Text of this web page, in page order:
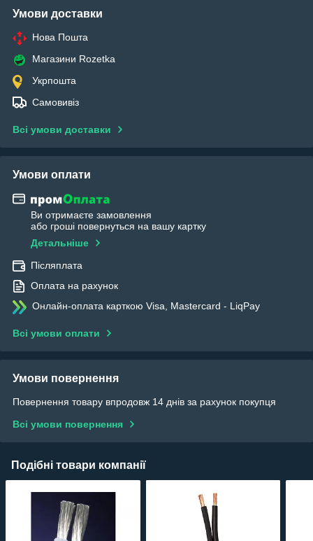
Умови доставки
Нова Пошта
Магазини Rozetka
Укрпошта
Самовивіз
Всі умови доставки
Умови оплати
Ви отримаєте замовлення
або гроші повернуться на вашу картку
Детальніше
Післяплата
Оплата на рахунок
Онлайн-оплата карткою Visa, Mastercard - LiqPay
Всі умови оплати
Умови повернення
Повернення товару впродовж 14 днів за рахунок покупця
Всі умови повернення
Подібні товари компанії